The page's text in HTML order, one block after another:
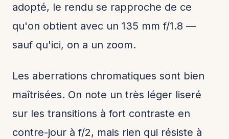
adopté, le rendu se rapproche de ce
qu'on obtient avec un 135 mm f/1.8 —
sauf qu'ici, on a un zoom.
Les aberrations chromatiques sont bien
maîtrisées. On note un très léger liseré
sur les transitions à fort contraste en
contre-jour à f/2, mais rien qui résiste à